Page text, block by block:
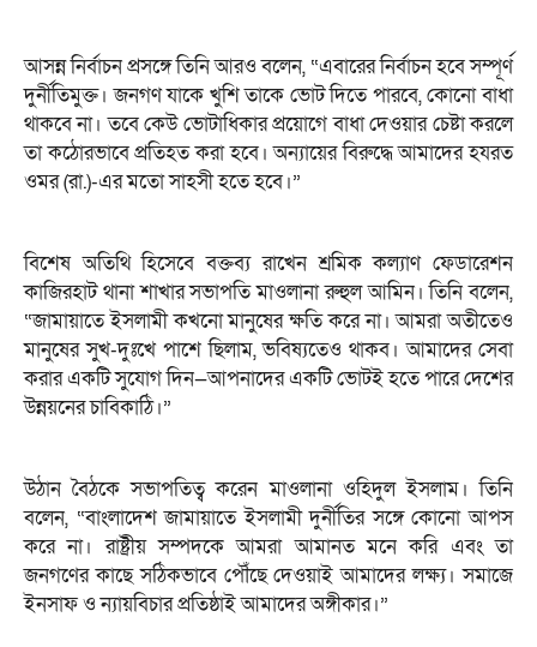
আসন্ন নির্বাচন প্রসঙ্গে তিনি আরও বলেন, “এবারের নির্বাচন হবে সম্পূর্ণ
দুর্নীতিমুক্ত। জনগণ যাকে খুশি তাকে ভোট দিতে পারবে, কোনো বাধা
থাকবে না। তবে কেউ ভোটাধিকার প্রয়োগে বাধা দেওয়ার চেষ্টা করলে
তা কঠোরভাবে প্রতিহত করা হবে। অন্যায়ের বিরুদ্ধে আমাদের হযরত
ওমর (রা.)-এর মতো সাহসী হতে হবে।”
বিশেষ অতিথি হিসেবে বক্তব্য রাখেন শ্রমিক কল্যাণ ফেডারেশন
কাজিরহাট থানা শাখার সভাপতি মাওলানা রুহুল আমিন। তিনি বলেন,
“জামায়াতে ইসলামী কখনো মানুষের ক্ষতি করে না। আমরা অতীতেও
মানুষের সুখ-দুঃখে পাশে ছিলাম, ভবিষ্যতেও থাকব। আমাদের সেবা
করার একটি সুযোগ দিন—আপনাদের একটি ভোটই হতে পারে দেশের
উন্নয়নের চাবিকাঠি।”
উঠান বৈঠকে সভাপতিত্ব করেন মাওলানা ওহিদুল ইসলাম। তিনি
বলেন, “বাংলাদেশ জামায়াতে ইসলামী দুর্নীতির সঙ্গে কোনো আপস
করে না। রাষ্ট্রীয় সম্পদকে আমরা আমানত মনে করি এবং তা
জনগণের কাছে সঠিকভাবে পৌঁছে দেওয়াই আমাদের লক্ষ্য। সমাজে
ইনসাফ ও ন্যায়বিচার প্রতিষ্ঠাই আমাদের অঙ্গীকার।”